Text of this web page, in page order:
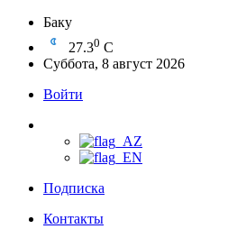
Баку
27.30 C
Суббота, 8 август 2026
Войти
Подписка
Контакты